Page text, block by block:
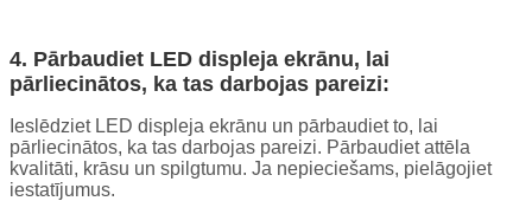
4. Pārbaudiet LED displeja ekrānu, lai
pārliecinātos, ka tas darbojas pareizi:
Ieslēdziet LED displeja ekrānu un pārbaudiet to, lai
pārliecinātos, ka tas darbojas pareizi. Pārbaudiet attēla
kvalitāti, krāsu un spilgtumu. Ja nepieciešams, pielāgojiet
iestatījumus.